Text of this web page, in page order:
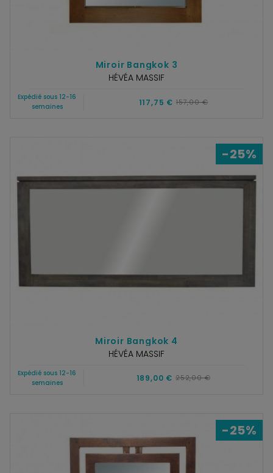
Miroir Bangkok 3
HÉVÉA MASSIF
Expédié sous 12-16
semaines
117,75 € 157,00 €
-25%
Miroir Bangkok 4
HÉVÉA MASSIF
Expédié sous 12-16
semaines
189,00 € 252,00 €
-25%